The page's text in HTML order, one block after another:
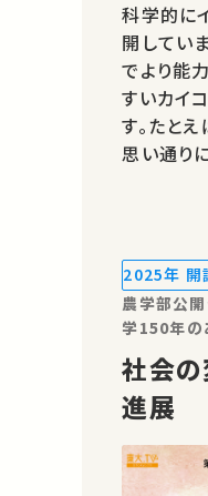
科学的に
開してい
でより能
すいカイ
す。たと
思い通り
がるかも
義・講演
2025年 開
農学部公
学150年の
社会
進展